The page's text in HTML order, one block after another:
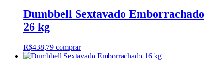
Dumbbell Sextavado Emborrachado
26 kg
R$438,79 comprar